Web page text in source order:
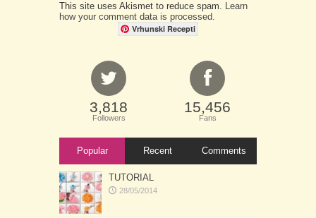
This site uses Akismet to reduce spam. Learn
how your comment data is processed.
Vrhunski Recepti
3,818
Followers
15,456
Fans
Popular Recent Comments
TUTORIAL
28/05/2014